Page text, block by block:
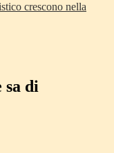
crescono nella
sa di